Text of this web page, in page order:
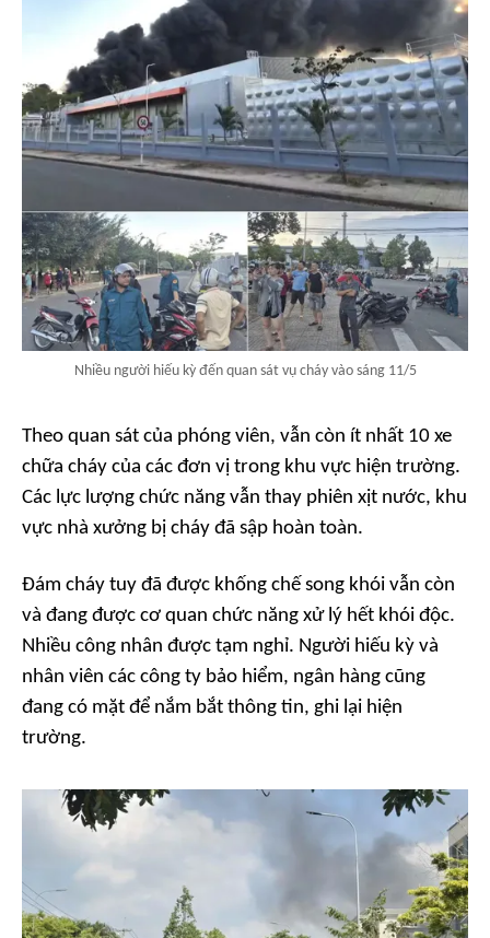
Nhiều người hiếu kỳ đến quan sát vụ cháy vào sáng 11/5
Theo quan sát của phóng viên, vẫn còn ít nhất 10 xe
chữa cháy của các đơn vị trong khu vực hiện trường.
Các lực lượng chức năng vẫn thay phiên xịt nước, khu
vực nhà xưởng bị cháy đã sập hoàn toàn.
Đám cháy tuy đã được khống chế song khói vẫn còn
và đang được cơ quan chức năng xử lý hết khói độc.
Nhiều công nhân được tạm nghỉ. Người hiếu kỳ và
nhân viên các công ty bảo hiểm, ngân hàng cũng
đang có mặt để nắm bắt thông tin, ghi lại hiện
trường.